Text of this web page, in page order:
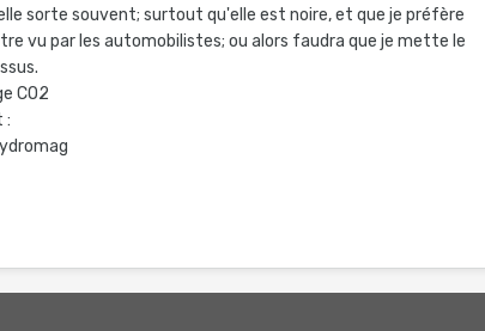
sorte souvent; surtout qu'elle est noire, et que je préfère
vu par les automobilistes; ou alors faudra que je mette le
CO2
: